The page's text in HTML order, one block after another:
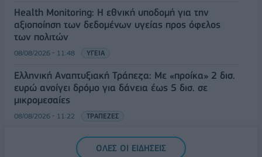
Health Monitoring: Η εθνική υποδομή για την
αξιοποίηση των δεδομένων υγείας προς όφελος
των πολιτών
08/08/2026 - 11:48 ΥΓΕΙΑ
Ελληνική Αναπτυξιακή Τράπεζα: Με «προίκα» 2 δισ.
ευρώ ανοίγει δρόμο για δάνεια έως 5 δισ. σε
μικρομεσαίες
08/08/2026 - 11:22 ΤΡΑΠΕΖΕΣ
5G παντού, 6G στον ορίζοντα: Πού βρίσκεται η
Ελλάδα στη μεγάλη τεχνολογική μετάβαση
ΟΛΕΣ ΟΙ ΕΙΔΗΣΕΙΣ